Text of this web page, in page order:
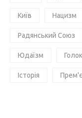
Київ Нацизм
Радянський Союз
Юдаїзм
Історія